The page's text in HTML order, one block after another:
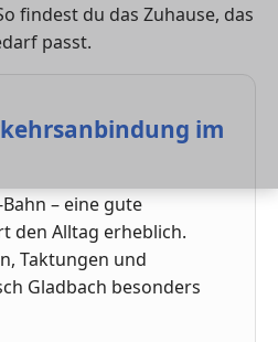
findest du das Zuhause, das
passt.
im
– eine gute
den Alltag erheblich.
Taktungen und
Gladbach besonders